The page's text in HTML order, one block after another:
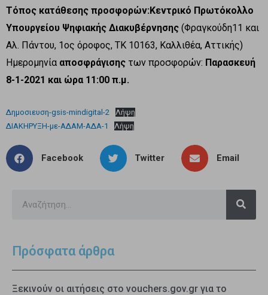
Τόπος κατάθεσης προσφορών:Κεντρικό Πρωτόκολλο
Υπουργείου Ψηφιακής Διακυβέρνησης (Φραγκούδη11 και
Αλ. Πάντου, 1ος όροφος, ΤΚ 10163, Καλλιθέα, Αττικής)
Ημερομηνία αποσφράγισης των προσφορών: Παρασκευή
8-1-2021 και ώρα 11:00 π.μ.
Δημοσιευση-gsis-mindigital-2
Λήψη
ΔΙΑΚΗΡΥΞΗ-με-ΑΔΑΜ-ΑΔΑ-1
Λήψη
Facebook Twitter Email
Πρόσφατα άρθρα
Ξεκινούν οι αιτήσεις στο vouchers.gov.gr για το